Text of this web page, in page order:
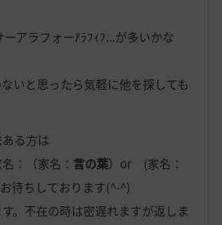
アラフォーｱﾗﾌｨﾌ...が多いかな
いと思ったら気軽に他を探しても
る方は
：（家名： 言の葉）or (家名：
待ちしております(^-^)
。不在の時は密遅れますが返しま